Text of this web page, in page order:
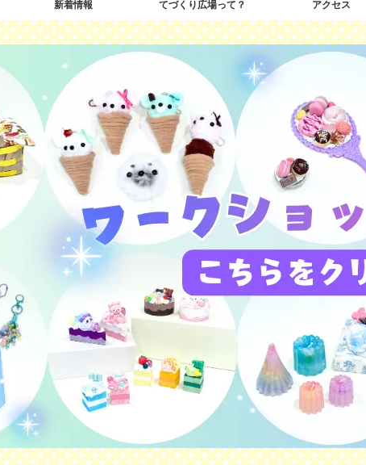
新着情報 てづくり広場って？ アクセス